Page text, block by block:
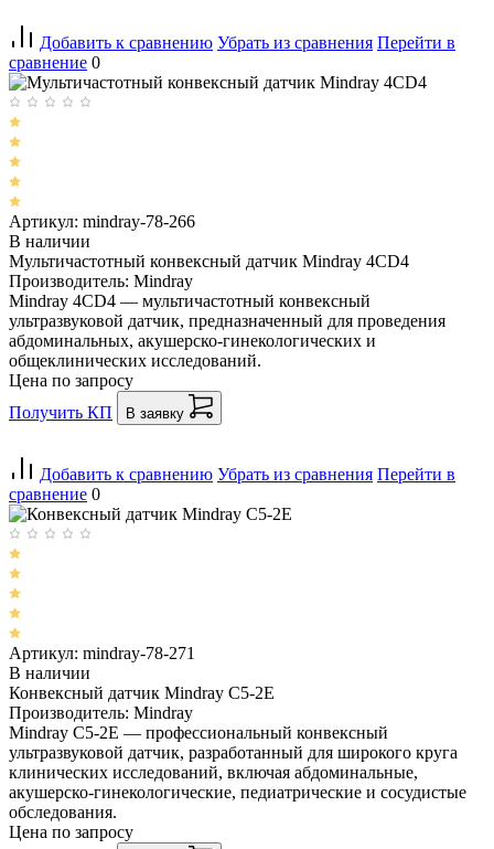
Добавить к сравнению Убрать из сравнения Перейти в
сравнение 0
Артикул: mindray-78-266
В наличии
Мультичастотный конвексный датчик Mindray 4CD4
Производитель: Mindray
Mindray 4CD4 — мультичастотный конвексный
ультразвуковой датчик, предназначенный для проведения
абдоминальных, акушерско-гинекологических и
общеклинических исследований.
Цена по запросу
Получить КП
В заявку
Добавить к сравнению Убрать из сравнения Перейти в
сравнение 0
Артикул: mindray-78-271
В наличии
Конвексный датчик Mindray C5-2E
Производитель: Mindray
Mindray C5-2E — профессиональный конвексный
ультразвуковой датчик, разработанный для широкого круга
клинических исследований, включая абдоминальные,
акушерско-гинекологические, педиатрические и сосудистые
обследования.
Цена по запросу